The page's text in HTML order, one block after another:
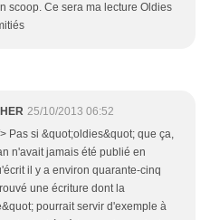
scoop. Ce sera ma lecture Oldies
25/10/2013 06:52
Pas si &quot;oldies&quot; que ça,
n'avait jamais été publié en
il y a environ quarante-cinq
une écriture dont la
pourrait servir d'exemple à